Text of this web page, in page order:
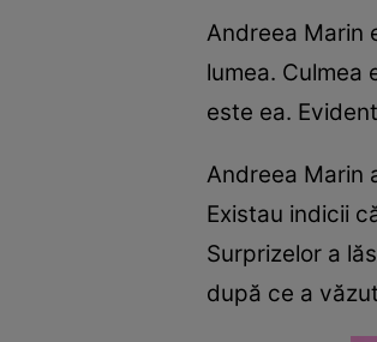
Andreea Marin
lumea. Culmea
este ea.
Andreea Marin
Existau indicii
Surprizelor a
după ce a